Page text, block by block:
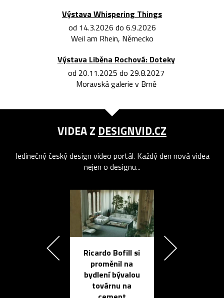
Výstava Whispering Things
od 14.3.2026 do 6.9.2026
Weil am Rhein, Německo
Výstava Liběna Rochová: Doteky
od 20.11.2025 do 29.8.2027
Moravská galerie v Brně
VIDEA Z DESIGNVID.CZ
Jedinečný český design video portál. Každý den nová videa
nejen o designu...
Ricardo Bofill si
proměnil na
bydlení bývalou
továrnu na